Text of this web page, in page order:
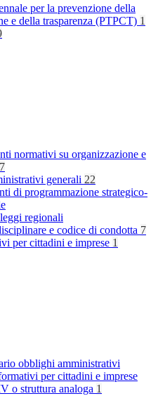
per la prevenzione della
e della trasparenza (PTPCT) 1
normativi su organizzazione e
generali 22
di programmazione strategico-
regionali
e codice di condotta 7
per cittadini e imprese 1
obblighi amministrativi
per cittadini e imprese
o struttura analoga 1